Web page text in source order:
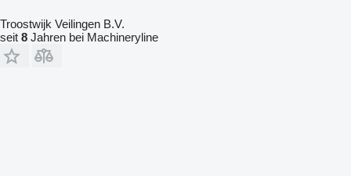
Troostwijk Veilingen B.V.
seit 8 Jahren bei Machineryline